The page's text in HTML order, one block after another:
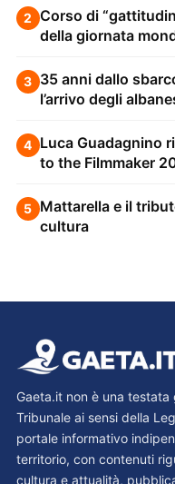
2 Corso di
della giornata
3 35 anni dallo
l’arrivo degli
4 Luca Guadagnino
to the Filmmaker
5 Mattarella e il
cultura
Gaeta.it non è una
Tribunale ai sensi della
portale informativo
territorio, con contenuti
cultura e attualità,